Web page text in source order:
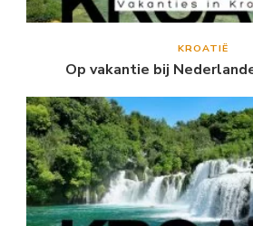
KROATIË
Op vakantie bij